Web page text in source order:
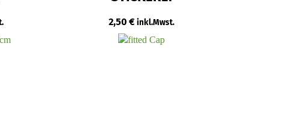
2,50 € inkl.Mwst.